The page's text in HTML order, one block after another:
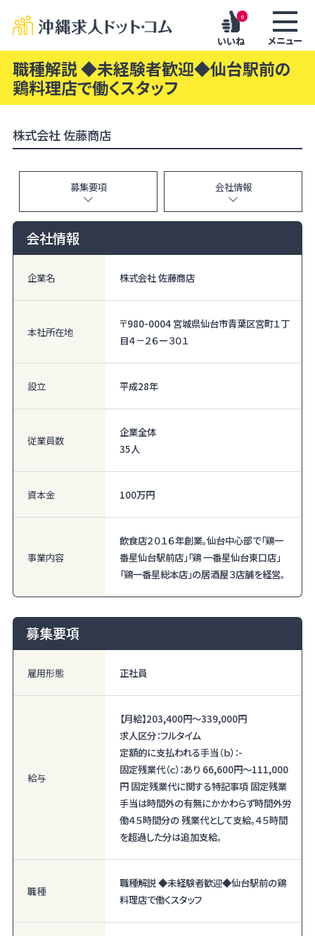
0
いいね メニュー
職種解説 ◆未経験者歓迎◆仙台駅前の
鶏料理店で働くスタッフ
株式会社 佐藤商店
募集要項 会社情報
会社情報
企業名 株式会社 佐藤商店
本社所在地
〒980-0004 宮城県仙台市青葉区宮町１丁
目４－２６ー３０１
設立 平成28年
従業員数
企業全体
35人
資本金 100万円
事業内容
飲食店２０１６年創業。仙台中心部で「鶏一
番星仙台駅前店」「鶏 一番星仙台東口店」
「鶏一番星総本店」の居酒屋３店舗を経営。
募集要項
雇用形態 正社員
給与
【月給】203,400円〜339,000円
求人区分：フルタイム
定額的に支払われる手当（ｂ）：-
固定残業代（ｃ）：あり 66,600円〜111,000
円 固定残業代に関する特記事項 固定残業
手当は時間外の有無にかかわらず時間外労
働４５時間分の 残業代として支給。４５時間
を超過した分は追加支給。
職種
職種解説 ◆未経験者歓迎◆仙台駅前の鶏
料理店で働くスタッフ